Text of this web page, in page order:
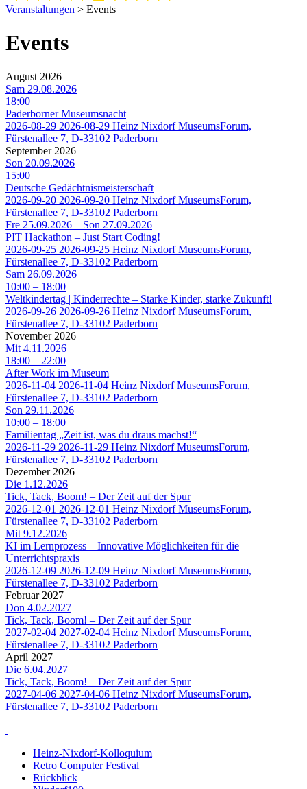
Veranstaltungen > Events
Events
August 2026
Sam 29.08.2026
18:00
Paderborner Museumsnacht
2026-08-29 2026-08-29 Heinz Nixdorf MuseumsForum,
Fürstenallee 7, D-33102 Paderborn
September 2026
Son 20.09.2026
15:00
Deutsche Gedächtnismeisterschaft
2026-09-20 2026-09-20 Heinz Nixdorf MuseumsForum,
Fürstenallee 7, D-33102 Paderborn
Fre 25.09.2026 – Son 27.09.2026
PIT Hackathon – Just Start Coding!
2026-09-25 2026-09-25 Heinz Nixdorf MuseumsForum,
Fürstenallee 7, D-33102 Paderborn
Sam 26.09.2026
10:00 – 18:00
Weltkindertag | Kinderrechte – Starke Kinder, starke Zukunft!
2026-09-26 2026-09-26 Heinz Nixdorf MuseumsForum,
Fürstenallee 7, D-33102 Paderborn
November 2026
Mit 4.11.2026
18:00 – 22:00
After Work im Museum
2026-11-04 2026-11-04 Heinz Nixdorf MuseumsForum,
Fürstenallee 7, D-33102 Paderborn
Son 29.11.2026
10:00 – 18:00
Familientag „Zeit ist, was du draus machst!“
2026-11-29 2026-11-29 Heinz Nixdorf MuseumsForum,
Fürstenallee 7, D-33102 Paderborn
Dezember 2026
Die 1.12.2026
Tick, Tack, Boom! – Der Zeit auf der Spur
2026-12-01 2026-12-01 Heinz Nixdorf MuseumsForum,
Fürstenallee 7, D-33102 Paderborn
Mit 9.12.2026
KI im Lernprozess – Innovative Möglichkeiten für die
Unterrichtspraxis
2026-12-09 2026-12-09 Heinz Nixdorf MuseumsForum,
Fürstenallee 7, D-33102 Paderborn
Februar 2027
Don 4.02.2027
Tick, Tack, Boom! – Der Zeit auf der Spur
2027-02-04 2027-02-04 Heinz Nixdorf MuseumsForum,
Fürstenallee 7, D-33102 Paderborn
April 2027
Die 6.04.2027
Tick, Tack, Boom! – Der Zeit auf der Spur
2027-04-06 2027-04-06 Heinz Nixdorf MuseumsForum,
Fürstenallee 7, D-33102 Paderborn
Heinz-Nixdorf-Kolloquium
Retro Computer Festival
Rückblick